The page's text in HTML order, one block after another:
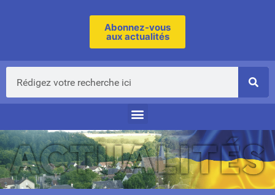
Abonnez-vous
aux actualités